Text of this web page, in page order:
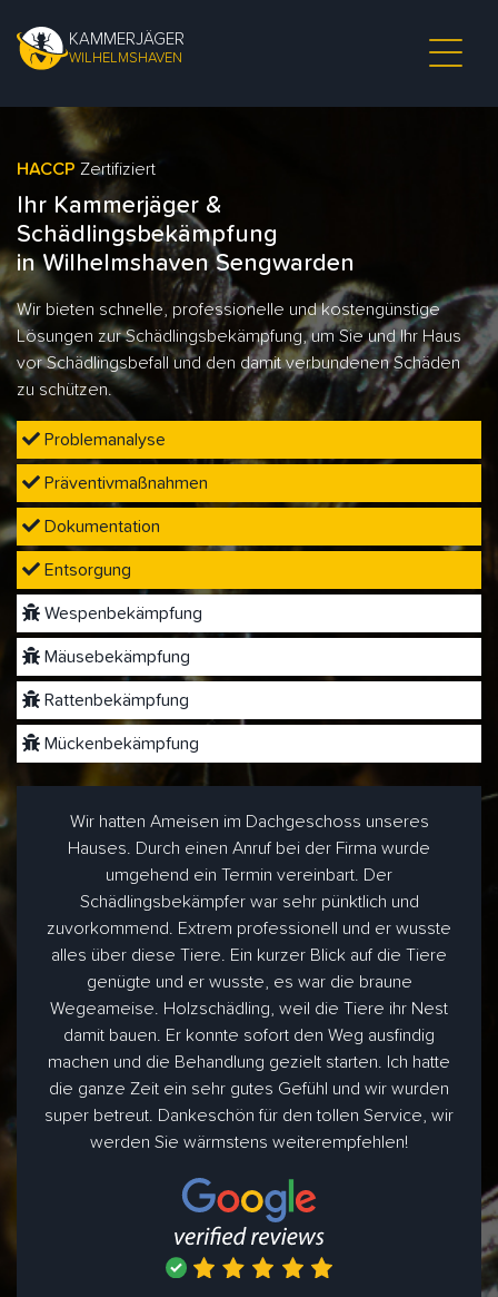
KAMMERJÄGER
WILHELMSHAVEN
HACCP Zertifiziert
Ihr Kammerjäger &
Schädlingsbekämpfung
in Wilhelmshaven Sengwarden
Wir bieten schnelle, professionelle und kostengünstige
Lösungen zur Schädlingsbekämpfung, um Sie und Ihr Haus
vor Schädlingsbefall und den damit verbundenen Schäden
zu schützen.
Problemanalyse
Präventivmaßnahmen
Dokumentation
Entsorgung
Wespenbekämpfung
Mäusebekämpfung
Rattenbekämpfung
Mückenbekämpfung
Wir hatten Ameisen im Dachgeschoss unseres
Hauses. Durch einen Anruf bei der Firma wurde
umgehend ein Termin vereinbart. Der
Schädlingsbekämpfer war sehr pünktlich und
zuvorkommend. Extrem professionell und er wusste
alles über diese Tiere. Ein kurzer Blick auf die Tiere
genügte und er wusste, es war die braune
Wegeameise. Holzschädling, weil die Tiere ihr Nest
damit bauen. Er konnte sofort den Weg ausfindig
machen und die Behandlung gezielt starten. Ich hatte
die ganze Zeit ein sehr gutes Gefühl und wir wurden
super betreut. Dankeschön für den tollen Service, wir
werden Sie wärmstens weiterempfehlen!